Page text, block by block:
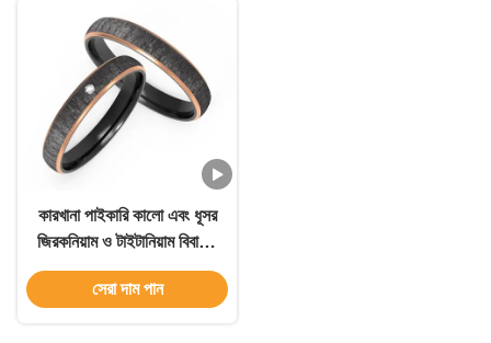
কারখানা পাইকারি কালো এবং ধূসর
জিরকনিয়াম ও টাইটানিয়াম বিবাহের
আংটি এবং পুরুষের গয়না বিবর্ণতা
ছাড়াই পুরুষদের বিবাহের আংটি
সেরা দাম পান